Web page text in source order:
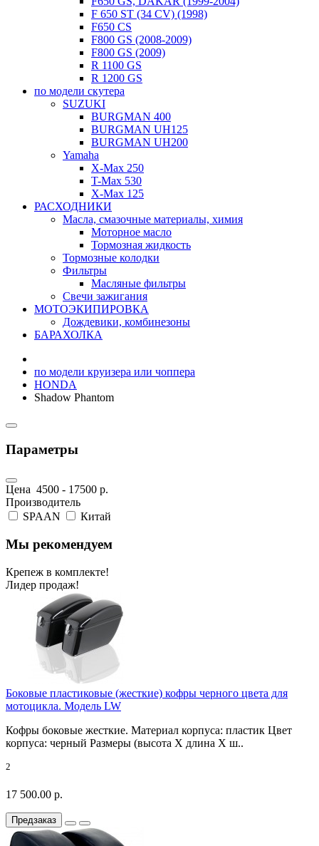
F 650 ST (34 CV) (1998)
F650 CS
F800 GS (2008-2009)
F800 GS (2009)
R 1100 GS
R 1200 GS
по модели скутера
SUZUKI
BURGMAN 400
BURGMAN UH125
BURGMAN UH200
Yamaha
X-Max 250
T-Max 530
X-Max 125
РАСХОДНИКИ
Масла, смазочные материалы, химия
Моторное масло
Тормозная жидкость
Тормозные колодки
Фильтры
Масляные фильтры
Свечи зажигания
МОТОЭКИПИРОВКА
Дождевики, комбинезоны
БАРАХОЛКА
по модели круизера или чоппера
HONDA
Shadow Phantom
Параметры
Цена 4500 - 17500 р.
Производитель
SPAAN
Китай
Мы рекомендуем
Крепеж в комплекте!
Лидер продаж!
Боковые пластиковые (жесткие) кофры черного цвета для
мотоцикла. Модель LW
Кофры боковые жесткие. Материал корпуса: пластик Цвет
корпуса: черный Размеры (высота X длина X ш..
2
17 500.00 р.
Предзаказ